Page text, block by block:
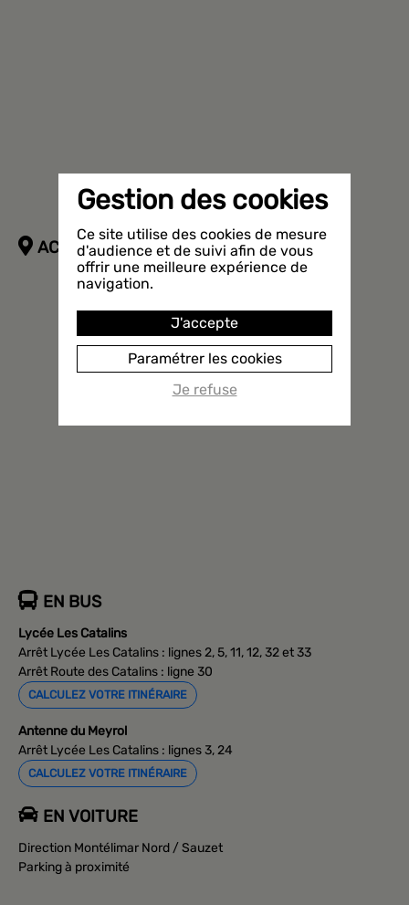
ACCÈS À L'ANTENNE DU MEYROL
EN BUS
Lycée Les Catalins
Arrêt Lycée Les Catalins : lignes 2, 5, 11, 12, 32 et 33
Arrêt Route des Catalins : ligne 30
CALCULEZ VOTRE ITINÉRAIRE
Antenne du Meyrol
Arrêt Lycée Les Catalins : lignes 3, 24
CALCULEZ VOTRE ITINÉRAIRE
EN VOITURE
Direction Montélimar Nord / Sauzet
Parking à proximité
Gestion des cookies
Ce site utilise des cookies de mesure
d'audience et de suivi afin de vous
offrir une meilleure expérience de
navigation.
J'accepte
Paramétrer les cookies
Je refuse